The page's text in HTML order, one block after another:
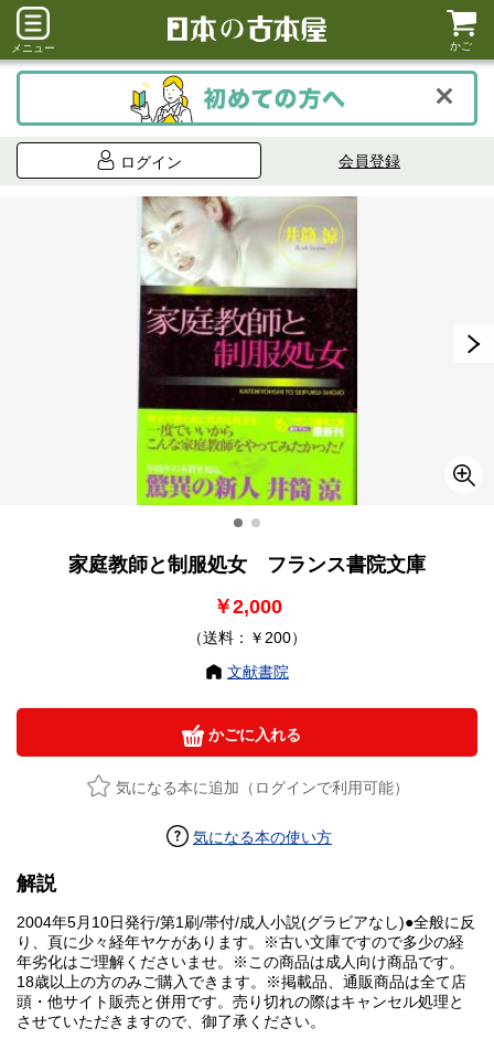
メニュー かご
ログイン 会員登録
家庭教師と制服処女 フランス書院文庫
￥2,000
（送料：￥200）
文献書院
かごに入れる
気になる本に追加（ログインで利用可能）
気になる本の使い方
解説
2004年5月10日発行/第1刷/帯付/成人小説(グラビアなし)●全般に反
り、頁に少々経年ヤケがあります。※古い文庫ですので多少の経
年劣化はご理解くださいませ。※この商品は成人向け商品です。
18歳以上の方のみご購入できます。※掲載品、通販商品は全て店
頭・他サイト販売と併用です。売り切れの際はキャンセル処理と
させていただきますので、御了承ください。